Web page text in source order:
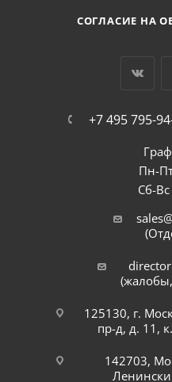
СОГЛАСИЕ НА
+7 495 795-
Пн-
Сб-
125130, г.
пр-д, д. 11,
142703,